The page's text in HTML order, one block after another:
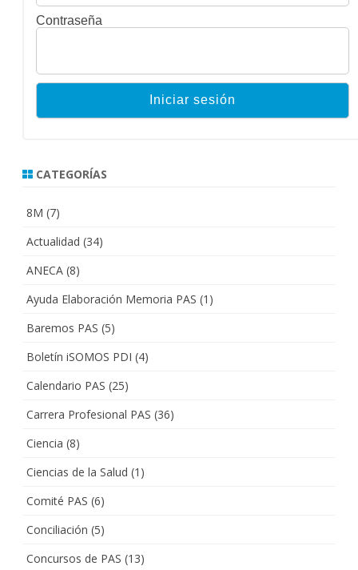
Contraseña
CATEGORÍAS
8M (7)
Actualidad (34)
ANECA (8)
Ayuda Elaboración Memoria PAS (1)
Baremos PAS (5)
Boletín iSOMOS PDI (4)
Calendario PAS (25)
Carrera Profesional PAS (36)
Ciencia (8)
Ciencias de la Salud (1)
Comité PAS (6)
Conciliación (5)
Concursos de PAS (13)